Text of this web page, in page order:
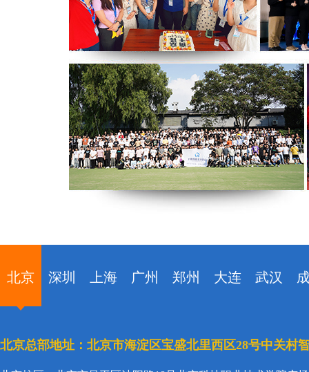
北京 深圳 上海 广州 郑州 大连 武汉
北京总部地址：北京市海淀区宝盛北里西区28号中关村